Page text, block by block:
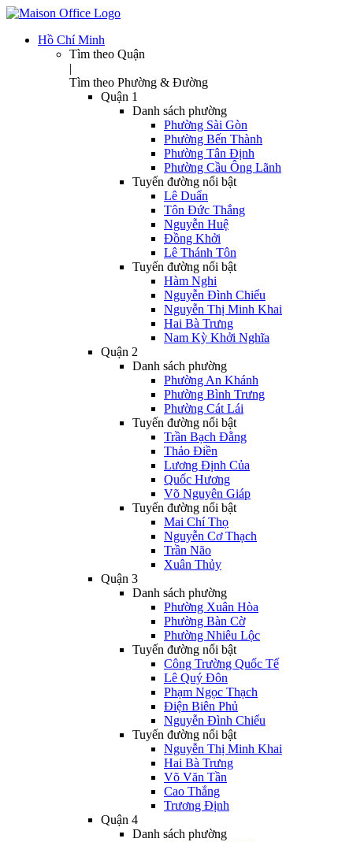
Hồ Chí Minh
Tìm theo Quận
|
Tìm theo Phường & Đường
Quận 1
Danh sách phường
Phường Sài Gòn
Phường Bến Thành
Phường Tân Định
Phường Cầu Ông Lãnh
Tuyến đường nổi bật
Lê Duẩn
Tôn Đức Thắng
Nguyễn Huệ
Đồng Khởi
Lê Thánh Tôn
Tuyến đường nổi bật
Hàm Nghi
Nguyễn Đình Chiểu
Nguyễn Thị Minh Khai
Hai Bà Trưng
Nam Kỳ Khởi Nghĩa
Quận 2
Danh sách phường
Phường An Khánh
Phường Bình Trưng
Phường Cát Lái
Tuyến đường nổi bật
Trần Bạch Đằng
Thảo Điền
Lương Định Của
Quốc Hương
Võ Nguyên Giáp
Tuyến đường nổi bật
Mai Chí Thọ
Nguyễn Cơ Thạch
Trần Não
Xuân Thủy
Quận 3
Danh sách phường
Phường Xuân Hòa
Phường Bàn Cờ
Phường Nhiêu Lộc
Tuyến đường nổi bật
Công Trường Quốc Tế
Lê Quý Đôn
Phạm Ngọc Thạch
Điện Biên Phủ
Nguyễn Đình Chiểu
Tuyến đường nổi bật
Nguyễn Thị Minh Khai
Hai Bà Trưng
Võ Văn Tần
Cao Thắng
Trương Định
Quận 4
Danh sách phường